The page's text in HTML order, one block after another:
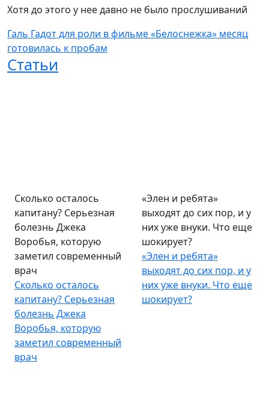
Хотя до этого у нее давно не было прослушиваний
Галь Гадот для роли в фильме «Белоснежка» месяц
готовилась к пробам
Статьи
Сколько осталось
капитану? Серьезная
болезнь Джека
Воробья, которую
заметил современный
врач
Сколько осталось
капитану? Серьезная
болезнь Джека
Воробья, которую
заметил современный
врач
«Элен и ребята»
выходят до сих пор, и у
них уже внуки. Что еще
шокирует?
«Элен и ребята»
выходят до сих пор, и у
них уже внуки. Что еще
шокирует?